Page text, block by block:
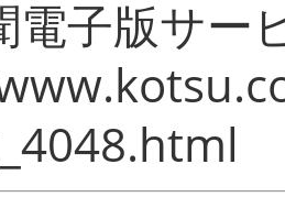
電子版サー